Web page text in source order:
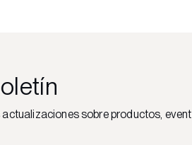
sobre productos,